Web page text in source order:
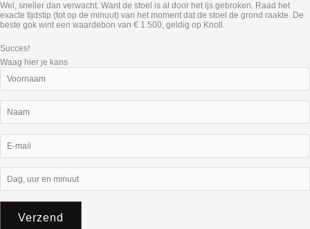
Wel, sneller dan verwacht. Want de stoel is al door het ijs gebroken. Raad het
exacte tijdstip (tot op de minuut) van het moment dat de stoel de grond raakte. De
beste gok wint een waardebon van € 1.500, geldig op Knoll.
Succes!
Waag hier je kans